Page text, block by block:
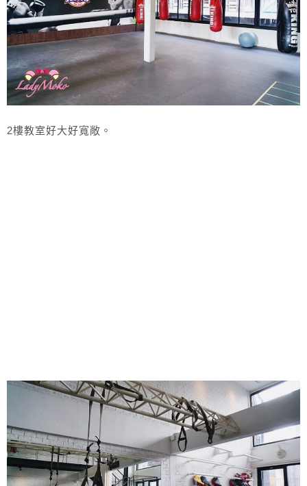
2樓教室好大好寬敞。